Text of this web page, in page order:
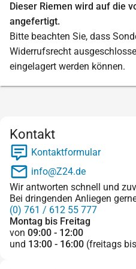
Dieser Riemen wird auf die
angefertigt.
Bitte beachten Sie, dass
Widerrufsrecht
eingelagert werden können.
Kontakt
Kontaktformular
info@Z24.de
Wir antworten schnell und
Bei dringenden Anliegen
(0) 761 / 612 55 777
Montag bis Freitag
von 09:00 - 12:00
und 13:00 - 16:00 (freitags bis